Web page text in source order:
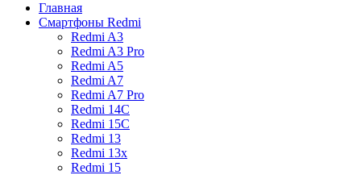
Главная
Смартфоны Redmi
Redmi A3
Redmi A3 Pro
Redmi A5
Redmi A7
Redmi A7 Pro
Redmi 14C
Redmi 15C
Redmi 13
Redmi 13x
Redmi 15